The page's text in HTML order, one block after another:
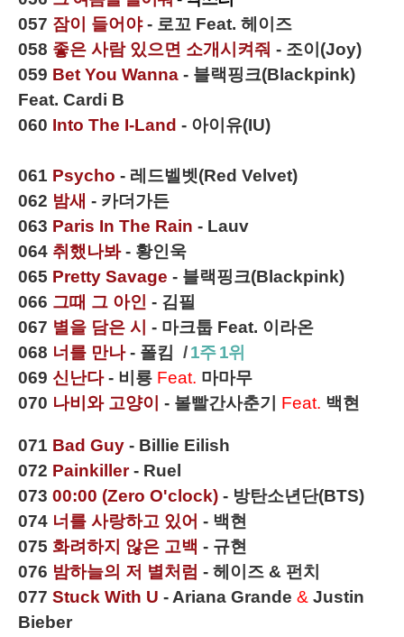
057 잠이 들어야- 로꼬 Feat. 헤이즈
058 좋은 사람 있으면 소개시켜줘 - 조이(Joy)
059 Bet You Wanna - 블랙핑크(Blackpink)
Feat. Cardi B
060 Into The I-Land - 아이유(IU)
061 Psycho - 레드벨벳(Red Velvet)
062 밤새 - 카더가든
063 Paris In The Rain - Lauv
064 취했나봐- 황인욱
065 Pretty Savage - 블랙핑크(Blackpink)
066 그때 그 아인 - 김필
067 별을 담은 시 - 마크툽 Feat. 이라온
068 너를 만나 - 폴킴 / 1주 1위
069 신난다- 비룡 Feat. 마마무
070 나비와 고양이 - 볼빨간사춘기 Feat. 백현
071 Bad Guy - Billie Eilish
072 Painkiller- Ruel
073 00:00 (Zero O'clock) - 방탄소년단(BTS)
074 너를 사랑하고 있어 - 백현
075 화려하지 않은 고백 - 규현
076 밤하늘의 저 별처럼 - 헤이즈 & 펀치
077 Stuck With U - Ariana Grande & Justin
Bieber